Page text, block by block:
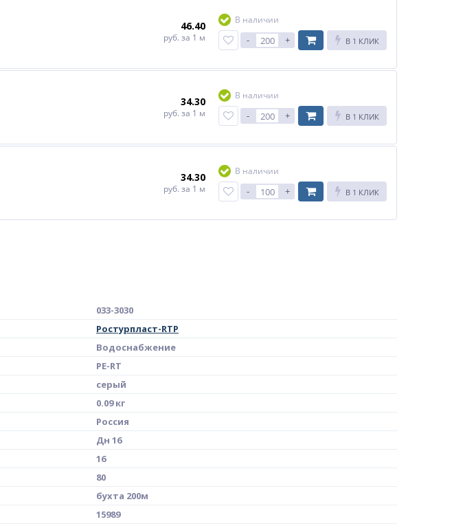
46.40
руб. за 1 м
В наличии
- + В 1 КЛИК
34.30
руб. за 1 м
В наличии
- + В 1 КЛИК
34.30
руб. за 1 м
В наличии
- + В 1 КЛИК
033-3030
Ростурпласт-RTP
Водоснабжение
PE-RT
серый
0.09 кг
Россия
Дн 16
16
80
бухта 200м
15989